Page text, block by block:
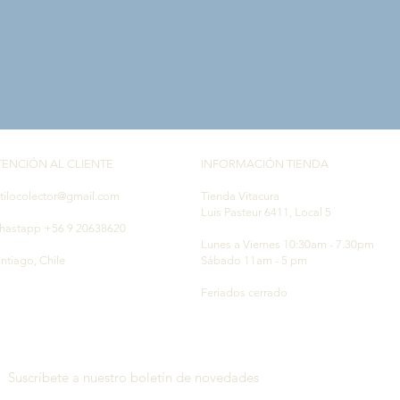
AL CLIENTE
+56 9 20638620
Chile
INFORMACIÓN TIENDA
Tienda Vitacura
Luis Pasteur 6411, Local 5
Lunes a Viernes 10:30am - 7.30pm
Sábado 11am - 5 pm
Feriados cerrado
Suscríbete a nuestro boletín de novedades